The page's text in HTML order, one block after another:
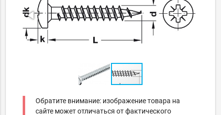
Обратите внимание: изображение товара на
сайте может отличаться от фактического